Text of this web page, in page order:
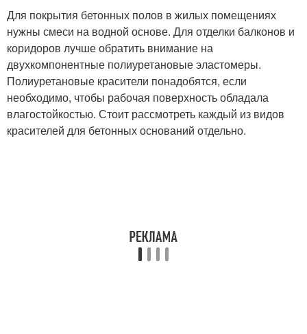
Для покрытия бетонных полов в жилых помещениях
нужны смеси на водной основе. Для отделки балконов и
коридоров лучше обратить внимание на
двухкомпонентные полиуретановые эластомеры.
Полиуретановые красители понадобятся, если
необходимо, чтобы рабочая поверхность обладала
влагостойкостью. Стоит рассмотреть каждый из видов
красителей для бетонных оснований отдельно.